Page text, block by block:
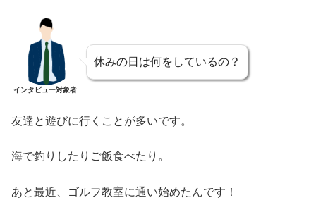
インタビュー対象者
休みの日は何をしているの？
友達と遊びに行くことが多いです。
海で釣りしたりご飯食べたり。
あと最近、ゴルフ教室に通い始めたんです！